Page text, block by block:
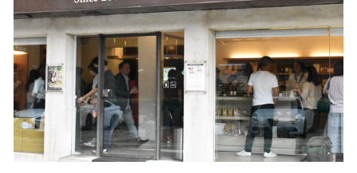
餐桌週記
享樂隨手拍
照相簿
影音區
創意出版服務